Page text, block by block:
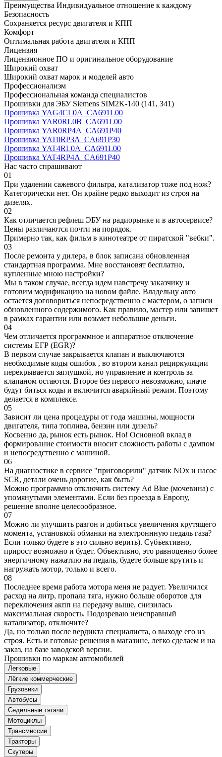
Преимущества Индивидуальное отношение к каждому
Безопасность
Сохраняется ресурс двигателя и КПП
Комфорт
Оптимальная работа двигателя и КПП
Лицензия
Лицензионное ПО и оригинальное оборудование
Широкий охват
Широкий охват марок и моделей авто
Профессионализм
Профессиональная команда специалистов
Прошивки для ЭБУ Siemens SIM2K-140 (141, 341)
Прошивка YAG4CL0A_CA691L00
Прошивка YAR0RL0B_CA691L00
Прошивка YAR0RP4A_CA691P40
Прошивка YAT0RP3A_CA691P30
Прошивка YAT4RL0A_CA691L00
Прошивка YAT4RP4A_CA691P40
Нас часто спрашивают
01
При удалении сажевого фильтра, катализатор тоже под нож?
Категорически нет. Он крайне редко выходит из строя на
дизелях.
02
Как отличается рефлеш ЭБУ на радиорынке и в автосервисе?
Цены различаются почти на порядок.
Примерно так, как фильм в кинотеатре от пиратской "вебки".
03
После ремонта у дилера, в блок записана обновленная
стандартная программа. Мне восстановят бесплатно,
купленные мною настройки?
Мы в таком случае, всегда идем навстречу заказчику и
готовим модификацию на новом файле. Владельцу авто
остается договориться непосредственно с мастером, о записи
обновленного содержимого. Как правило, мастер или запишет
в рамках гарантии или возьмет небольшие деньги.
04
Чем отличается программное и аппаратное отключение
системы ЕГР (EGR)?
В первом случае закрывается клапан и выключаются
необходимые коды ошибок , во втором канал рециркуляции
перекрывается заглушкой, но управление и контроль за
клапаном остаются. Второе без первого невозможно, иначе
будут биться коды и включится аварийный режим. Поэтому
делается в комплексе.
05
Зависит ли цена процедуры от года машины, мощности
двигателя, типа топлива, бензин или дизель?
Косвенно да, рынок есть рынок. Но! Основной вклад в
формирование стоимости вносит сложность работы с дампом
и непосредственно с машиной.
06
На диагностике в сервисе "приговорили" датчик NOx и насос
SCR, детали очень дорогие, как быть?
Можно программно отключить систему Ad Blue (мочевина) с
упомянутыми элементами. Если без проезда в Европу,
решение вполне целесообразное.
07
Можно ли улучшить разгон и добиться увеличения крутящего
момента, установкой обманки на электроннную педаль газа?
Если только будете в это сильно верить). Субъективно,
прирост возможно и будет. Объективно, это равноценно более
энергичному нажатию на педаль, будете больше крутить и
нагружать мотор, только и всего.
08
Последнее время работа мотора меня не радует. Увеличился
расход на литр, пропала тяга, нужно больше оборотов для
переключения акпп на передачу выше, снизилась
максимальная скорость. Подозреваю неисправный
катализатор, отключите?
Да, но только после вердикта специалиста, о выходе его из
строя. Есть и готовые решения в магазине, легко сделаем и на
заказ, на базе заводской версии.
Прошивки по маркам автомобилей
Легковые
Лёгкие коммерческие
Грузовики
Автобусы
Седельные тягачи
Мотоциклы
Трансмиссии
Тракторы
Скутеры